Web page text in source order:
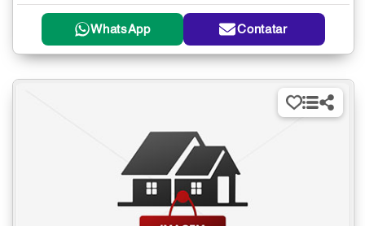
WhatsApp Contatar